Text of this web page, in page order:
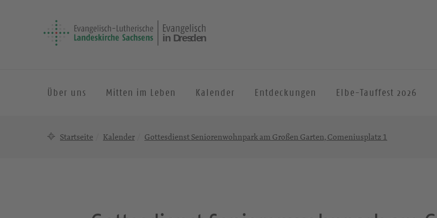
Über uns Mitten im Leben Kalender Entdeckungen Elbe-Tauffest 2026
Startseite Kalender Gottesdienst Seniorenwohnpark am Großen Garten, Comeniusplatz 1